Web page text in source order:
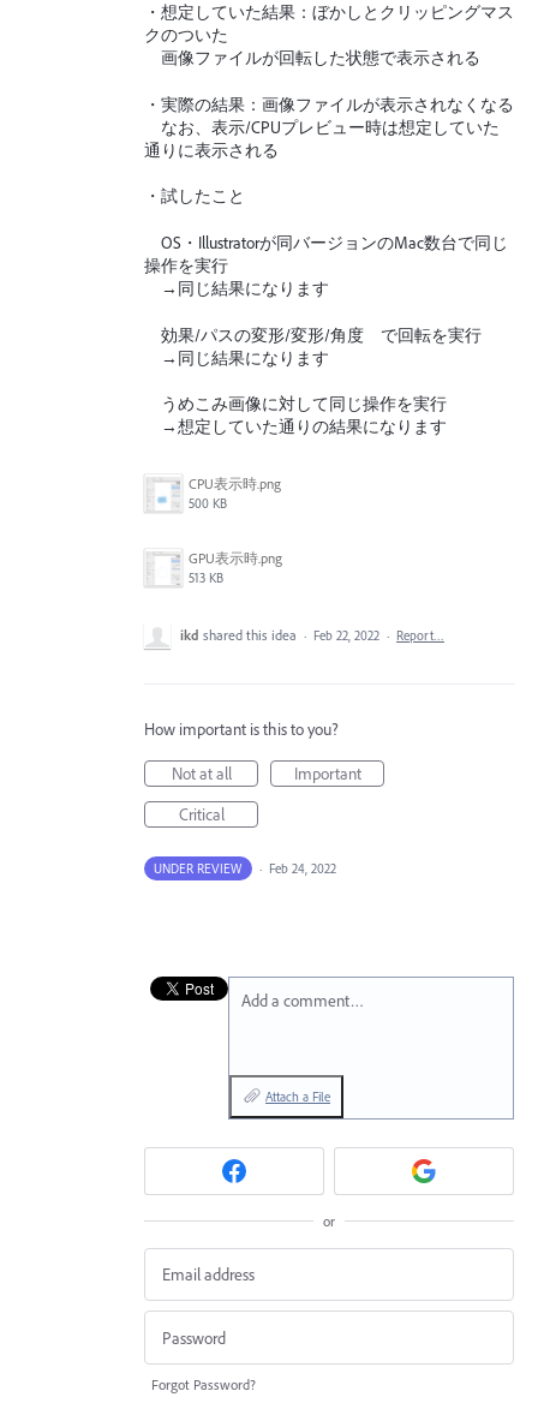
・想定していた結果：ぼかしとクリッピングマス
クのついた
画像ファイルが回転した状態で表示される
・実際の結果：画像ファイルが表示されなくなる
なお、表示/CPUプレビュー時は想定していた
通りに表示される
・試したこと
OS・Illustratorが同バージョンのMac数台で同じ
操作を実行
→同じ結果になります
効果/パスの変形/変形/角度 で回転を実行
→同じ結果になります
うめこみ画像に対して同じ操作を実行
→想定していた通りの結果になります
CPU表示時.png
500 KB
GPU表示時.png
513 KB
ikd shared this idea · Feb 22, 2022 · Report…
How important is this to you?
Not at all
Important
Critical
UNDER REVIEW · Feb 24, 2022
Add a comment…
Attach a File
or
Forgot Password?